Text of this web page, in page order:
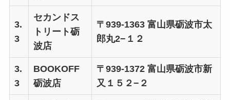
3.
3
セカンドス
トリート砺
波店
〒939-1363 富山県砺波市太
郎丸2−１２
3.
3
BOOKOFF
砺波店
〒939-1372 富山県砺波市新
又１５２−２